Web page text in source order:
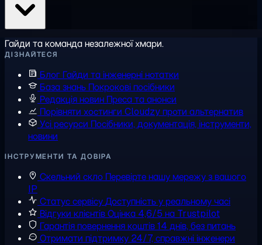
Гайди та команда незалежної хмари.
ДІЗНАЙТЕСЯ
Блог Гайди та інженерні нотатки
База знань Покрокові посібники
Редакція новин Преса та анонси
Порівняти хостинги Cloudzy проти альтернатив
Усі ресурси Посібники, документація, інструменти,
новини
ІНСТРУМЕНТИ ТА ДОВІРА
Скельний скло Перевірте нашу мережу з вашого
IP
Статус сервісуДоступність у реальному часі
Відгуки клієнтівОцінка 4,6/5 на Trustpilot
Гарантія повернення коштів14 днів, без питань
Отримати підтримку 24/7, справжні інженери